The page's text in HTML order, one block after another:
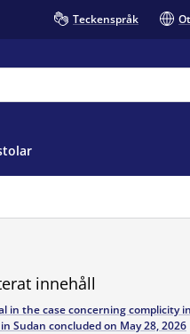
Teckenspråk
innehåll
in the case concerning complicity
Sudan concluded on May 28, 2026